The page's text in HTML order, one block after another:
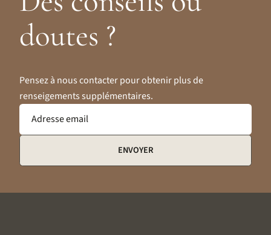
doutes ?
Pensez à nous contacter pour obtenir plus de
renseigements supplémentaires.
Adresse email
ENVOYER